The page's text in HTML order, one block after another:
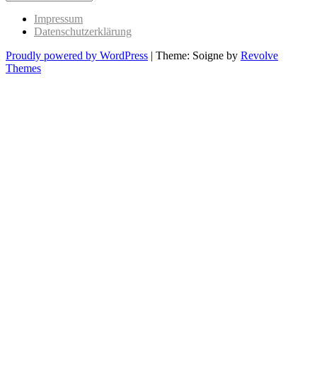
Impressum
Datenschutzerklärung
Proudly powered by WordPress | Theme: Soigne by Revolve
Themes